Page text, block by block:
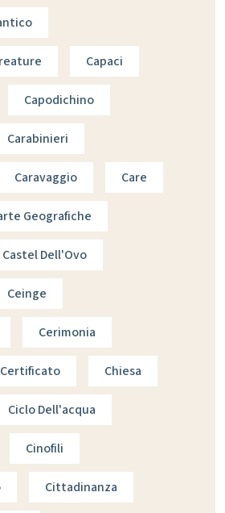
Capaci
Capodichino
Carabinieri
Caravaggio Care
Geografiche
Castel Dell'Ovo
Ceinge
Cerimonia
Certificato Chiesa
Ciclo Dell'acqua
Cinofili
Cittadinanza